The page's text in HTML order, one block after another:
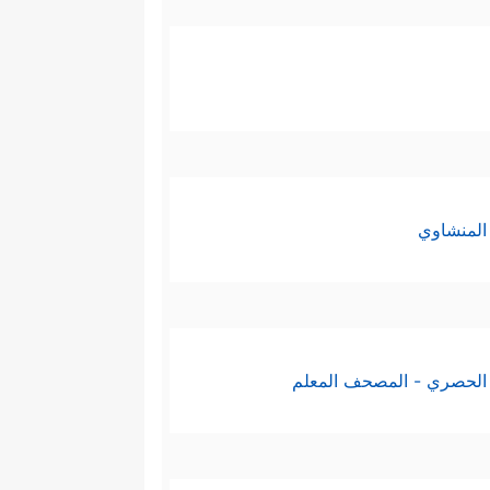
الحصري - المصحف المعلم